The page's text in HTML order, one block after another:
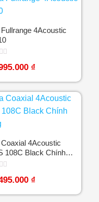
Fullrange 4Acoustic
₫
Coaxial 4Acoustic
108C Black Chính
₫